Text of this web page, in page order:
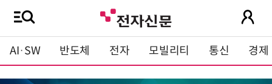
AI·SW 반도체 전자 모빌리티 통신 경제